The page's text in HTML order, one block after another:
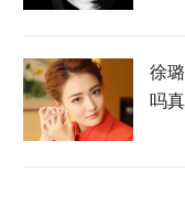
徐
吗